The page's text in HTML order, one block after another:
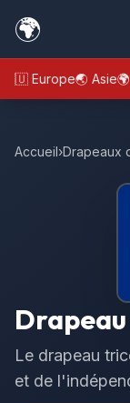
🌍
🇪🇺 Europe🌏 Asie
Accueil›Drapeaux
Drapeau
Le drapeau
et de